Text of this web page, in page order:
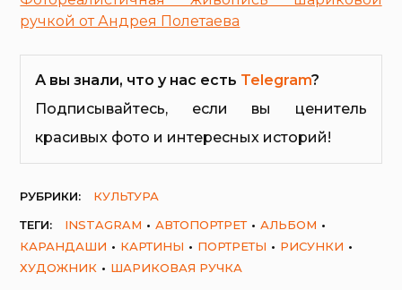
ручкой от Андрея Полетаева
А вы знали, что у нас есть Telegram?
Подписывайтесь, если вы ценитель
красивых фото и интересных историй!
РУБРИКИ:
КУЛЬТУРА
ТЕГИ:
INSTAGRAM АВТОПОРТРЕТ
АЛЬБОМ
КАРАНДАШИ
КАРТИНЫ ПОРТРЕТЫ
РИСУНКИ
ХУДОЖНИК
ШАРИКОВАЯ РУЧКА